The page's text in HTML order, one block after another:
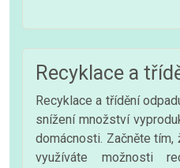
Recyklace a
Recyklace a třídění
snížení množství
domácnosti. Začněte
využíváte možnosti